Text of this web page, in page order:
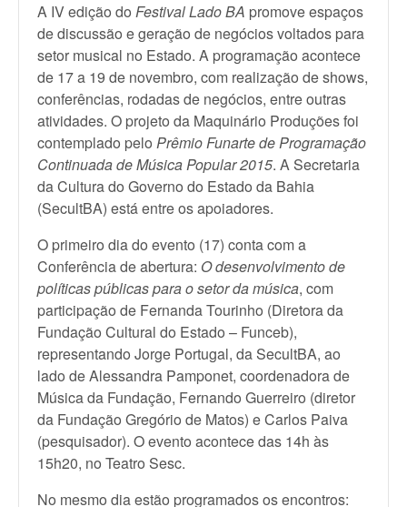
A IV edição do Festival Lado BA promove espaços
de discussão e geração de negócios voltados para
setor musical no Estado. A programação acontece
de 17 a 19 de novembro, com realização de shows,
conferências, rodadas de negócios, entre outras
atividades. O projeto da Maquinário Produções foi
contemplado pelo Prêmio Funarte de Programação
Continuada de Música Popular 2015. A Secretaria
da Cultura do Governo do Estado da Bahia
(SecultBA) está entre os apoiadores.
O primeiro dia do evento (17) conta com a
Conferência de abertura: O desenvolvimento de
políticas públicas para o setor da música, com
participação de Fernanda Tourinho (Diretora da
Fundação Cultural do Estado – Funceb),
representando Jorge Portugal, da SecultBA, ao
lado de Alessandra Pamponet, coordenadora de
Música da Fundação, Fernando Guerreiro (diretor
da Fundação Gregório de Matos) e Carlos Paiva
(pesquisador). O evento acontece das 14h às
15h20, no Teatro Sesc.
No mesmo dia estão programados os encontros: